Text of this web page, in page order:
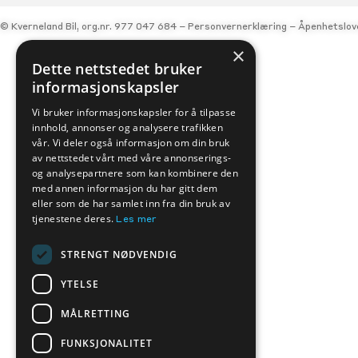
© Kverneland Bil, org.nr. 977 047 684 – Personvernerklæring –
×
Dette nettstedet bruker
informasjonskapsler
Vi bruker informasjonskapsler for å tilpasse
innhold, annonser og analysere trafikken
vår. Vi deler også informasjon om din bruk
av nettstedet vårt med våre annonserings-
og analysepartnere som kan kombinere den
med annen informasjon du har gitt dem
eller som de har samlet inn fra din bruk av
tjenestene deres.Les mer
STRENGT NØDVENDIG
YTELSE
MÅLRETTING
FUNKSJONALITET